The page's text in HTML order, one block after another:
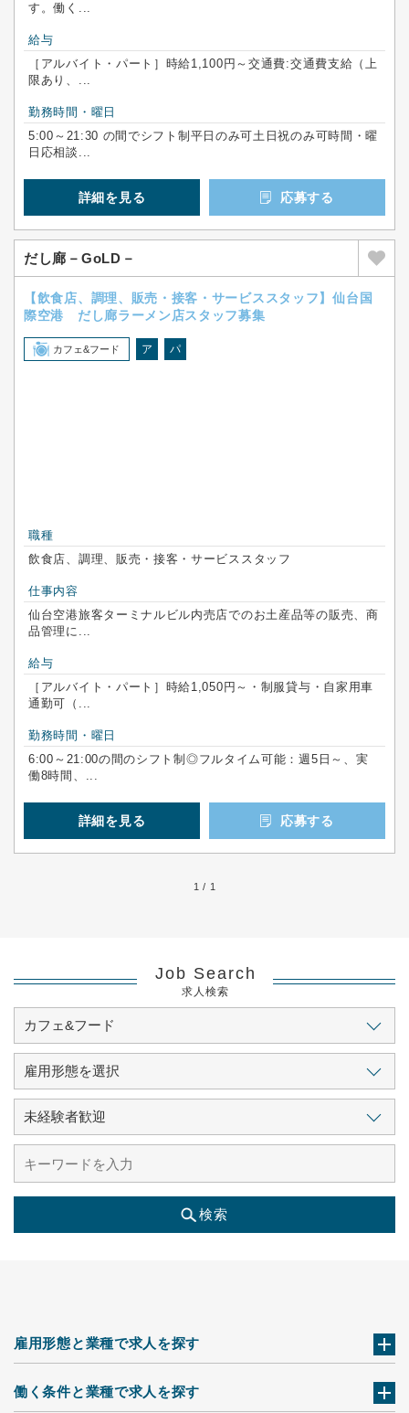
す。働く...
給与
［アルバイト・パート］時給1,100円～交通費:交通費支給（上
限あり、...
勤務時間・曜日
5:00～21:30 の間でシフト制平日のみ可土日祝のみ可時間・曜
日応相談...
詳細を見る 応募する
だし廊－GoLD－
【飲食店、調理、販売・接客・サービススタッフ】仙台国
際空港 だし廊ラーメン店スタッフ募集
カフェ&フード ア パ
職種
飲食店、調理、販売・接客・サービススタッフ
仕事内容
仙台空港旅客ターミナルビル内売店でのお土産品等の販売、商
品管理に...
給与
［アルバイト・パート］時給1,050円～・制服貸与・自家用車
通勤可（...
勤務時間・曜日
6:00～21:00の間のシフト制◎フルタイム可能：週5日～、実
働8時間、...
詳細を見る 応募する
1 / 1
Job Search
求人検索
検索
雇用形態と業種で求人を探す
働く条件と業種で求人を探す